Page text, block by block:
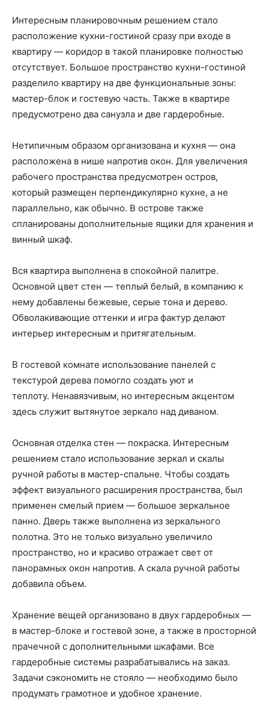
Интересным планировочным решением стало
расположение кухни-гостиной сразу при входе в
квартиру — коридор в такой планировке полностью
отсутствует. Большое пространство кухни-гостиной
разделило квартиру на две функциональные зоны:
мастер-блок и гостевую часть. Также в квартире
предусмотрено два санузла и две гардеробные.
Нетипичным образом организована и кухня — она
расположена в нише напротив окон. Для увеличения
рабочего пространства предусмотрен остров,
который размещен перпендикулярно кухне, а не
параллельно, как обычно. В острове также
спланированы дополнительные ящики для хранения и
винный шкаф.
Вся квартира выполнена в спокойной палитре.
Основной цвет стен — теплый белый, в компанию к
нему добавлены бежевые, серые тона и дерево.
Обволакивающие оттенки и игра фактур делают
интерьер интересным и притягательным.
В гостевой комнате использование панелей с
текстурой дерева помогло создать уют и
теплоту. Ненавязчивым, но интересным акцентом
здесь служит вытянутое зеркало над диваном.
Основная отделка стен — покраска. Интересным
решением стало использование зеркал и скалы
ручной работы в мастер-спальне. Чтобы создать
эффект визуального расширения пространства, был
применен смелый прием — большое зеркальное
панно. Дверь также выполнена из зеркального
полотна. Это не только визуально увеличило
пространство, но и красиво отражает свет от
панорамных окон напротив. А скала ручной работы
добавила объем.
Хранение вещей организовано в двух гардеробных —
в мастер-блоке и гостевой зоне, а также в просторной
прачечной с дополнительными шкафами. Все
гардеробные системы разрабатывались на заказ.
Задачи сэкономить не стояло — необходимо было
продумать грамотное и удобное хранение.